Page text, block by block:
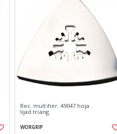
Rec. multiher. 49047 hoja
lijad.triang.
WORGRIP